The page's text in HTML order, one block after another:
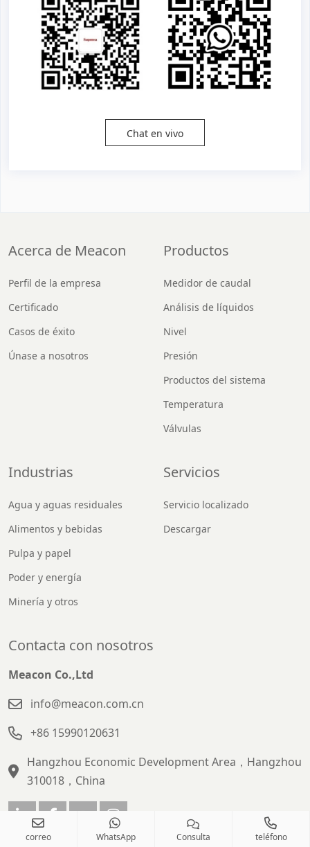
Chat en vivo
Acerca de Meacon
Perfil de la empresa
Certificado
Casos de éxito
Únase a nosotros
Productos
Medidor de caudal
Análisis de líquidos
Nivel
Presión
Productos del sistema
Temperatura
Válvulas
Industrias
Agua y aguas residuales
Alimentos y bebidas
Pulpa y papel
Poder y energía
Minería y otros
Servicios
Servicio localizado
Descargar
Contacta con nosotros
Meacon Co.,Ltd
info@meacon.com.cn
+86 15990120631
Hangzhou Economic Development Area，Hangzhou
310018，China
correo WhatsApp Consulta teléfono